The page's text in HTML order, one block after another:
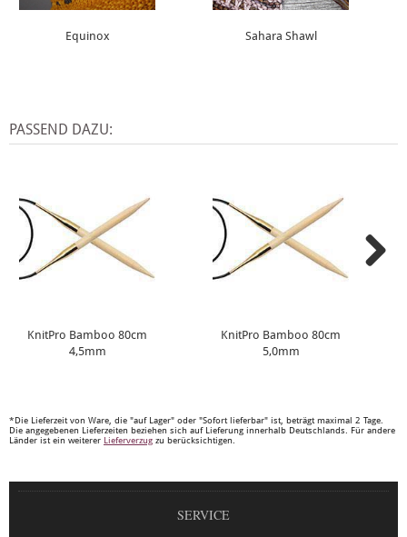
Equinox Sahara Shawl
PASSEND DAZU:
KnitPro Bamboo 80cm
4,5mm
KnitPro Bamboo 80cm
5,0mm
*Die Lieferzeit von Ware, die "auf Lager" oder "Sofort lieferbar" ist, beträgt maximal 2 Tage.
Die angegebenen Lieferzeiten beziehen sich auf Lieferung innerhalb Deutschlands. Für andere
Länder ist ein weiterer Lieferverzug zu berücksichtigen.
SERVICE